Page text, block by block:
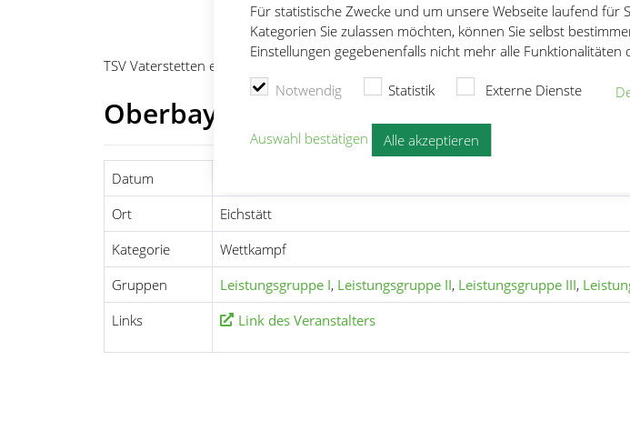
Für statistische Zwecke und um unsere Webseite laufend für
Kategorien Sie zulassen möchten, können Sie selbst
Einstellungen gegebenenfalls nicht mehr alle
Notwendig Statistik Externe Dienste
Auswahl bestätigen Alle akzeptieren
TSV Vaterstetten e.V. Schwimmen Wettkämpfe
Oberbayerische
Datum
Ort
Eichstätt
Kategorie
Wettkampf
Gruppen
Leistungsgruppe I, Leistungsgruppe II, Leistungsgruppe III,
Links
Link des Veranstalters